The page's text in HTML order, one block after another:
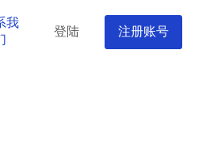
我
登陆 注册账号